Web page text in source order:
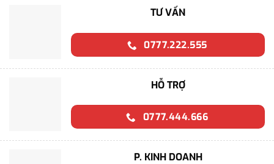
TƯ VẤN
0777.222.555
HỖ TRỢ
0777.444.666
P. KINH DOANH